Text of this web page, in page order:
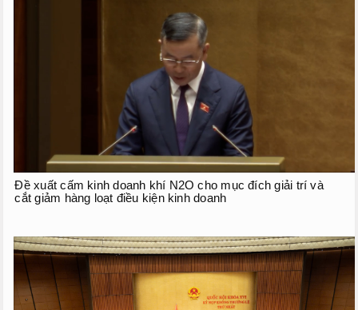
Đề xuất cấm kinh doanh khí N2O cho mục đích giải trí và
cắt giảm hàng loạt điều kiện kinh doanh